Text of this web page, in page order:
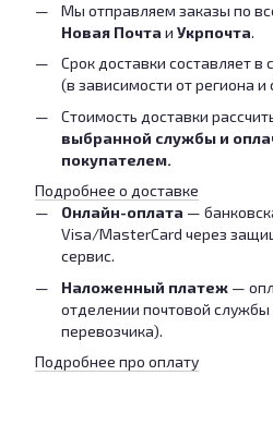
Мы отправляем заказы по
Новая Почта и Укрпочта.
Срок доставки составляет в
(в зависимости от региона
Стоимость доставки
выбранной службы и
покупателем.
Подробнее о доставке
Онлайн-оплата —
Visa/MasterCard через
сервис.
Наложенный платеж —
отделении почтовой службы
перевозчика).
Подробнее про оплату